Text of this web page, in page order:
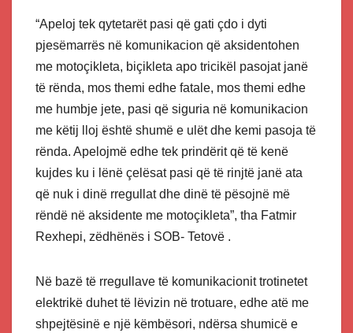
“Apeloj tek qytetarët pasi që gati çdo i dyti
pjesëmarrës në komunikacion që aksidentohen
me motoçikleta, biçikleta apo tricikël pasojat janë
të rënda, mos themi edhe fatale, mos themi edhe
me humbje jete, pasi që siguria në komunikacion
me këtij lloj është shumë e ulët dhe kemi pasoja të
rënda. Apelojmë edhe tek prindërit që të kenë
kujdes ku i lënë çelësat pasi që të rinjtë janë ata
që nuk i dinë rregullat dhe dinë të pësojnë më
rëndë në aksidente me motoçikleta”, tha Fatmir
Rexhepi, zëdhënës i SOB- Tetovë .
Në bazë të rregullave të komunikacionit trotinetet
elektrikë duhet të lëvizin në trotuare, edhe atë me
shpejtësinë e një këmbësori, ndërsa shumicë e